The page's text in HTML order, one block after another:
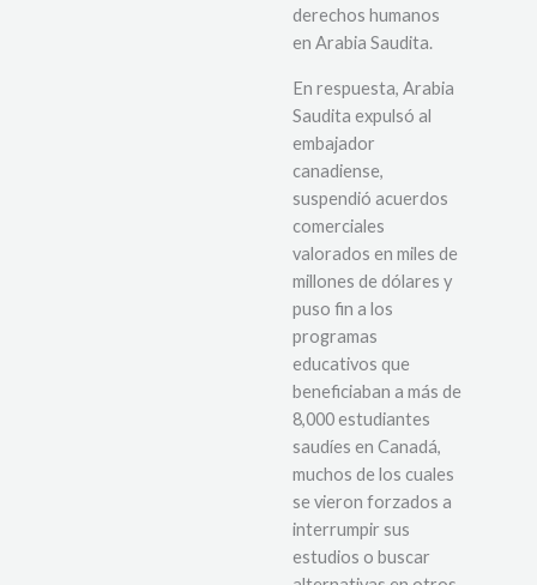
derechos humanos
en Arabia Saudita.
En respuesta, Arabia
Saudita expulsó al
embajador
canadiense,
suspendió acuerdos
comerciales
valorados en miles de
millones de dólares y
puso fin a los
programas
educativos que
beneficiaban a más de
8,000 estudiantes
saudíes en Canadá,
muchos de los cuales
se vieron forzados a
interrumpir sus
estudios o buscar